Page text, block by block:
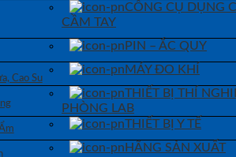
Cao Su
CÔNG CỤ DỤNG
CẦM TAY
PIN – ẮC QUY
MÁY ĐO KHÍ
THIẾT BỊ THÍ
PHÒNG LAB
THIẾT BỊ Y TẾ
HÃNG SẢN XUẤT